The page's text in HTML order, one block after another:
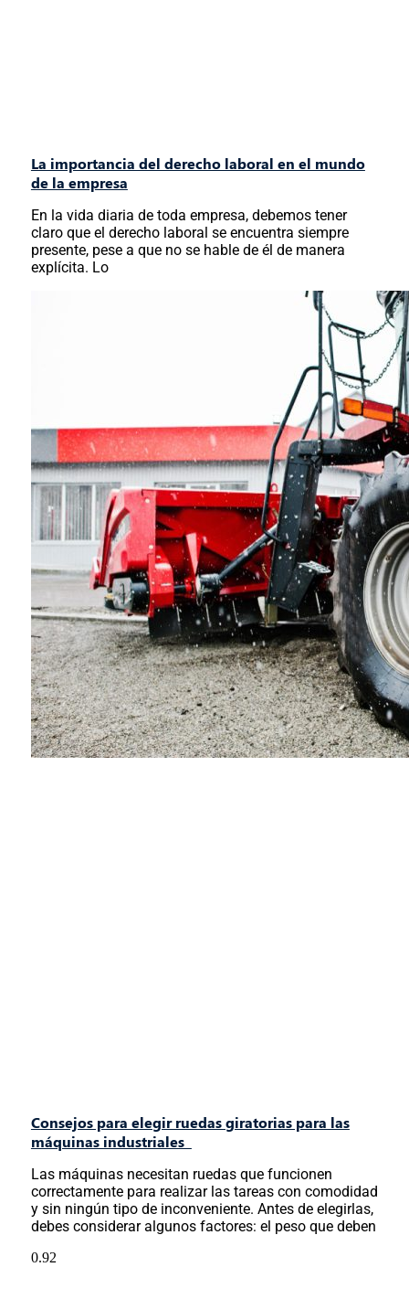
La importancia del derecho laboral en el mundo
de la empresa
En la vida diaria de toda empresa, debemos tener
claro que el derecho laboral se encuentra siempre
presente, pese a que no se hable de él de manera
explícita. Lo
Consejos para elegir ruedas giratorias para las
máquinas industriales
Las máquinas necesitan ruedas que funcionen
correctamente para realizar las tareas con comodidad
y sin ningún tipo de inconveniente. Antes de elegirlas,
debes considerar algunos factores: el peso que deben